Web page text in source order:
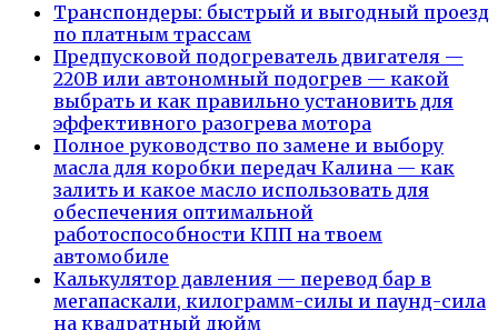
Транспондеры: быстрый и выгодный проезд
по платным трассам
Предпусковой подогреватель двигателя —
220В или автономный подогрев — какой
выбрать и как правильно установить для
эффективного разогрева мотора
Полное руководство по замене и выбору
масла для коробки передач Калина — как
залить и какое масло использовать для
обеспечения оптимальной
работоспособности КПП на твоем
автомобиле
Калькулятор давления — перевод бар в
мегапаскали, килограмм-силы и паунд-сила
на квадратный дюйм